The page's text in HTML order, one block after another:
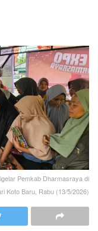
Pemkab Dharmasraya di
Koto Baru, Rabu (13/5/2026)